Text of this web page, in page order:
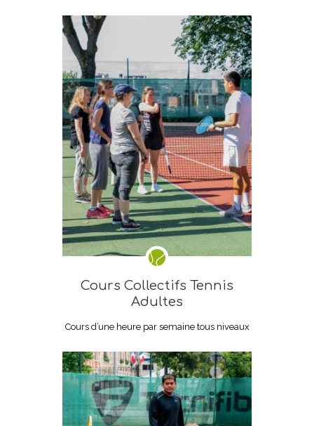
Cours Collectifs Tennis
Adultes
Cours d’une heure par semaine tous niveaux